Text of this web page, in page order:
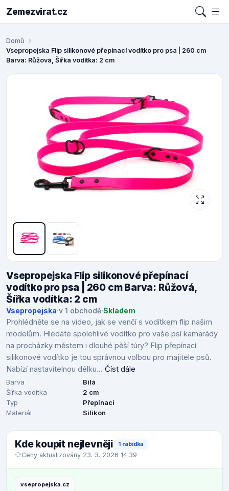
Zemezvirat.cz
Domů
Vsepropejska Flip silikonové přepínací vodítko pro psa | 260 cm
Barva: Růžová, Šířka vodítka: 2 cm
Vsepropejska Flip silikonové přepínací
vodítko pro psa | 260 cm Barva: Růžová,
Šířka vodítka: 2 cm
Vsepropejska·v 1 obchodě·Skladem
Prohlédněte se na video, jak se venčí s vodítkem flip našim
modelům. Hledáte spolehlivé vodítko pro vaše psí kamarády
na procházky městem i dlouhé pěší túry? Flip přepínací
silikonové vodítko je tou správnou volbou pro majitele psů.
Nabízí nastavitelnou délku... Číst dále
Barva
Bílá
Šířka vodítka
2 cm
Typ
Přepínací
Materiál
Silikon
Kde koupit nejlevněji 1 nabídka
Ceny aktualizovány 23. 3. 2026 14:39
vsepropejska.cz